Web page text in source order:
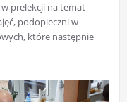
prelekcji na temat
podopieczni w
które następnie